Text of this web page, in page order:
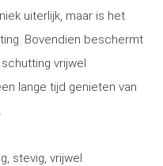
uiterlijk, maar is het
Bovendien beschermt
vrijwel
lange tijd genieten van
stevig, vrijwel